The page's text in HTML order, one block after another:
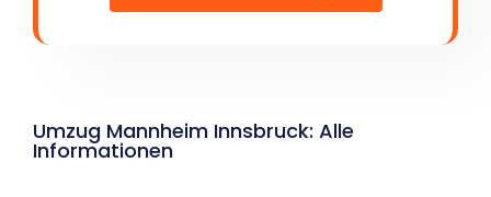
Umzug Mannheim Innsbruck: Alle
Informationen